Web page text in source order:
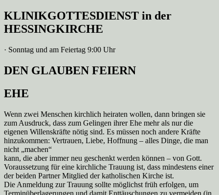
KLINIKGOTTESDIENST in der
HESSINGKIRCHE
· Sonntag und am Feiertag 9:00 Uhr
DEN GLAUBEN FEIERN
EHE
Wenn zwei Menschen kirchlich heiraten wollen, dann bringen sie
zum Ausdruck, dass zum Gelingen ihrer Ehe mehr als nur die
eigenen Willenskräfte nötig sind. Es müssen noch andere Kräfte
hinzukommen: Vertrauen, Liebe, Hoffnung – alles Dinge, die man
nicht „machen“
kann, die aber immer neu geschenkt werden können – von Gott.
Voraussetzung für eine kirchliche Trauung ist, dass mindestens einer
der beiden Partner Mitglied der katholischen Kirche ist.
Die Anmeldung zur Trauung sollte möglichst früh erfolgen, um
Terminüberlagerungen und damit Enttäuschungen zu vermeiden (in